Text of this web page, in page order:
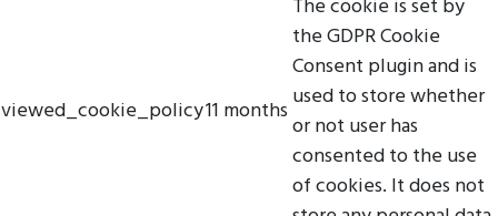
viewed_cookie_policy11 months
The cookie is set by
the GDPR Cookie
Consent plugin and is
used to store whether
or not user has
consented to the use
of cookies. It does not